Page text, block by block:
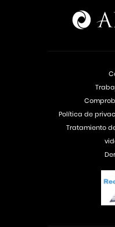
Política de
Tratamiento